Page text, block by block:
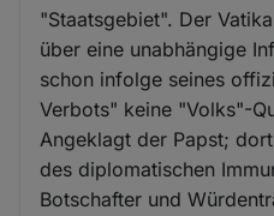
"Staatsgebiet". Der
über eine unabhängige
schon infolge seines
Verbots" keine "Volks"-
Angeklagt der Papst;
des diplomatischen
Botschafter und